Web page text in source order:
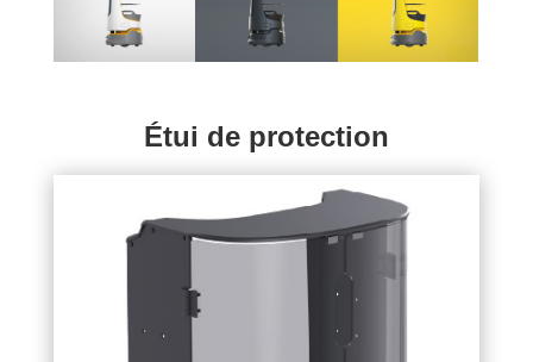
Étui de protection